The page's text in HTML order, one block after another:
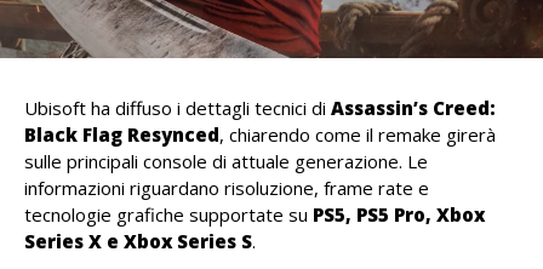
Ubisoft ha diffuso i dettagli tecnici di Assassin’s Creed:
Black Flag Resynced, chiarendo come il remake girerà
sulle principali console di attuale generazione. Le
informazioni riguardano risoluzione, frame rate e
tecnologie grafiche supportate su PS5, PS5 Pro, Xbox
Series X e Xbox Series S.